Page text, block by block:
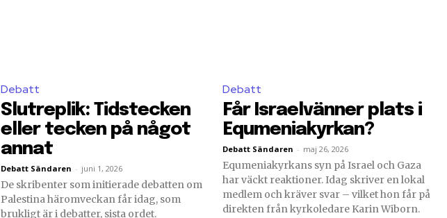
Debatt
Slutreplik: Tidstecken
eller tecken på något
annat
Debatt Sändaren - juni 1, 2026
De skribenter som initierade debatten om
Palestina häromveckan får idag, som
brukligt är i debatter, sista ordet.
Debatt
Får Israelvänner plats i
Equmeniakyrkan?
Debatt Sändaren - maj 26, 2026
Equmeniakyrkans syn på Israel och Gaza
har väckt reaktioner. Idag skriver en lokal
medlem och kräver svar – vilket hon får på
direkten från kyrkoledare Karin Wiborn.